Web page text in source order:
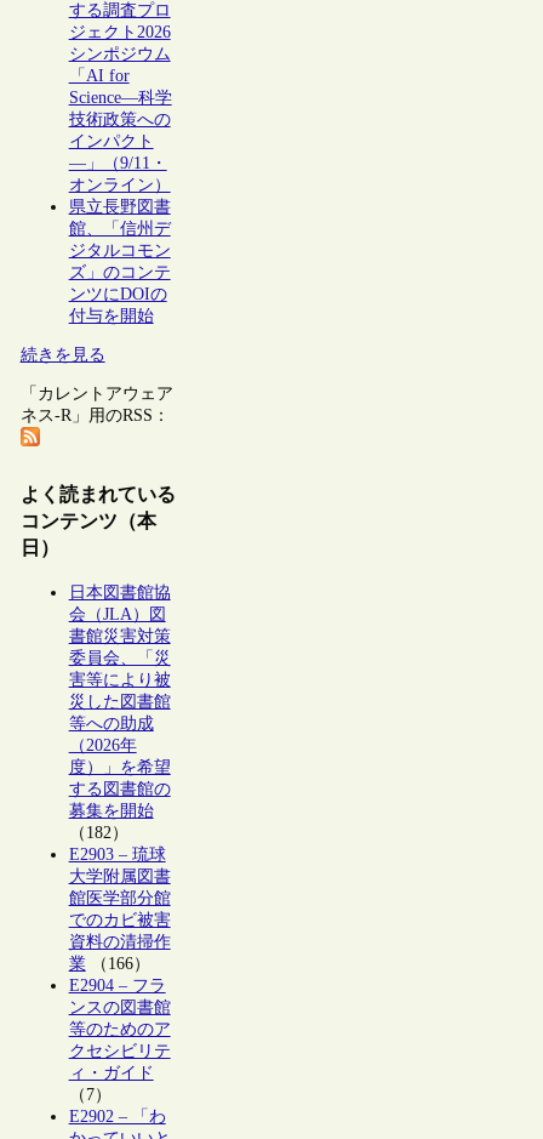
する調査プロ
ジェクト2026
シンポジウム
「AI for
Science―科学
技術政策への
インパクト
―」（9/11・
オンライン）
県立長野図書
館、「信州デ
ジタルコモン
ズ」のコンテ
ンツにDOIの
付与を開始
続きを見る
「カレントアウェア
ネス-R」用のRSS：
よく読まれている
コンテンツ（本
日）
日本図書館協
会（JLA）図
書館災害対策
委員会、「災
害等により被
災した図書館
等への助成
（2026年
度）」を希望
する図書館の
募集を開始
（182）
E2903 – 琉球
大学附属図書
館医学部分館
でのカビ被害
資料の清掃作
業（166）
E2904 – フラ
ンスの図書館
等のためのア
クセシビリテ
ィ・ガイド
（7）
E2902 – 「わ